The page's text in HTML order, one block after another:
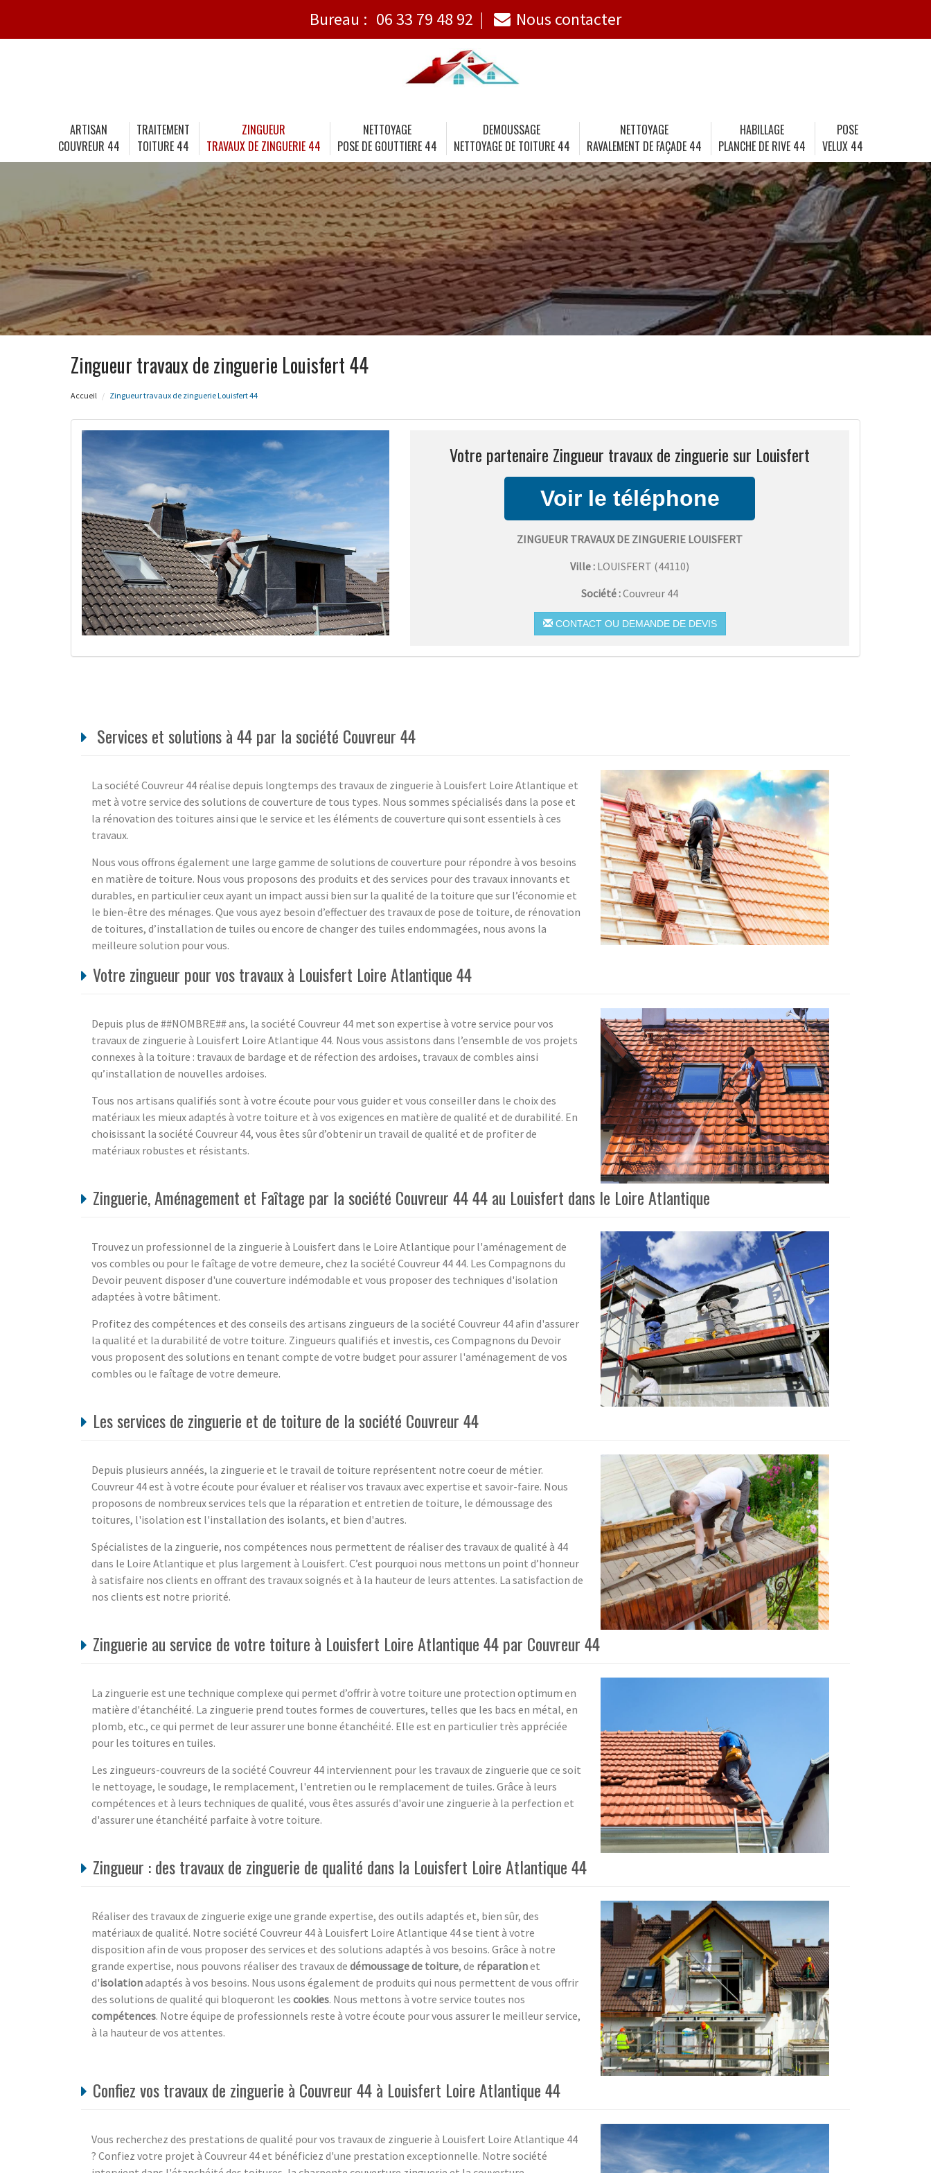
Bureau : 06 33 79 48 92 Nous contacter
ARTISAN
COUVREUR 44
TRAITEMENT
TOITURE 44
ZINGUEUR
TRAVAUX DE ZINGUERIE 44
NETTOYAGE
POSE DE GOUTTIERE 44
DEMOUSSAGE
NETTOYAGE DE TOITURE 44
NETTOYAGE
RAVALEMENT DE FAÇADE 44
HABILLAGE
PLANCHE DE RIVE 44
POSE
VELUX 44
Zingueur travaux de zinguerie Louisfert 44
Accueil Zingueur travaux de zinguerie Louisfert 44
Votre partenaire Zingueur travaux de zinguerie sur Louisfert
ZINGUEUR TRAVAUX DE ZINGUERIE LOUISFERT
Ville : LOUISFERT (44110)
Société :Couvreur 44
CONTACT OU DEMANDE DE DEVIS
Services et solutions à 44 par la société Couvreur 44
La société Couvreur 44 réalise depuis longtemps des travaux de zinguerie à Louisfert Loire Atlantique et
met à votre service des solutions de couverture de tous types. Nous sommes spécialisés dans la pose et
la rénovation des toitures ainsi que le service et les éléments de couverture qui sont essentiels à ces
travaux.
Nous vous offrons également une large gamme de solutions de couverture pour répondre à vos besoins
en matière de toiture. Nous vous proposons des produits et des services pour des travaux innovants et
durables, en particulier ceux ayant un impact aussi bien sur la qualité de la toiture que sur l’économie et
le bien-être des ménages. Que vous ayez besoin d’effectuer des travaux de pose de toiture, de rénovation
de toitures, d’installation de tuiles ou encore de changer des tuiles endommagées, nous avons la
meilleure solution pour vous.
Votre zingueur pour vos travaux à Louisfert Loire Atlantique 44
Depuis plus de ##NOMBRE## ans, la société Couvreur 44 met son expertise à votre service pour vos
travaux de zinguerie à Louisfert Loire Atlantique 44. Nous vous assistons dans l’ensemble de vos projets
connexes à la toiture : travaux de bardage et de réfection des ardoises, travaux de combles ainsi
qu’installation de nouvelles ardoises.
Tous nos artisans qualifiés sont à votre écoute pour vous guider et vous conseiller dans le choix des
matériaux les mieux adaptés à votre toiture et à vos exigences en matière de qualité et de durabilité. En
choisissant la société Couvreur 44, vous êtes sûr d’obtenir un travail de qualité et de profiter de
matériaux robustes et résistants.
Zinguerie, Aménagement et Faîtage par la société Couvreur 44 44 au Louisfert dans le Loire Atlantique
Trouvez un professionnel de la zinguerie à Louisfert dans le Loire Atlantique pour l'aménagement de
vos combles ou pour le faîtage de votre demeure, chez la société Couvreur 44 44. Les Compagnons du
Devoir peuvent disposer d'une couverture indémodable et vous proposer des techniques d'isolation
adaptées à votre bâtiment.
Profitez des compétences et des conseils des artisans zingueurs de la société Couvreur 44 afin d'assurer
la qualité et la durabilité de votre toiture. Zingueurs qualifiés et investis, ces Compagnons du Devoir
vous proposent des solutions en tenant compte de votre budget pour assurer l'aménagement de vos
combles ou le faîtage de votre demeure.
Les services de zinguerie et de toiture de la société Couvreur 44
Depuis plusieurs annéés, la zinguerie et le travail de toiture représentent notre coeur de métier.
Couvreur 44 est à votre écoute pour évaluer et réaliser vos travaux avec expertise et savoir-faire. Nous
proposons de nombreux services tels que la réparation et entretien de toiture, le démoussage des
toitures, l'isolation est l'installation des isolants, et bien d'autres.
Spécialistes de la zinguerie, nos compétences nous permettent de réaliser des travaux de qualité à 44
dans le Loire Atlantique et plus largement à Louisfert. C’est pourquoi nous mettons un point d’honneur
à satisfaire nos clients en offrant des travaux soignés et à la hauteur de leurs attentes. La satisfaction de
nos clients est notre priorité.
Zinguerie au service de votre toiture à Louisfert Loire Atlantique 44 par Couvreur 44
La zinguerie est une technique complexe qui permet d’offrir à votre toiture une protection optimum en
matière d'étanchéité. La zinguerie prend toutes formes de couvertures, telles que les bacs en métal, en
plomb, etc., ce qui permet de leur assurer une bonne étanchéité. Elle est en particulier très appréciée
pour les toitures en tuiles.
Les zingueurs-couvreurs de la société Couvreur 44 interviennent pour les travaux de zinguerie que ce soit
le nettoyage, le soudage, le remplacement, l'entretien ou le remplacement de tuiles. Grâce à leurs
compétences et à leurs techniques de qualité, vous êtes assurés d'avoir une zinguerie à la perfection et
d'assurer une étanchéité parfaite à votre toiture.
Zingueur : des travaux de zinguerie de qualité dans la Louisfert Loire Atlantique 44
Réaliser des travaux de zinguerie exige une grande expertise, des outils adaptés et, bien sûr, des
matériaux de qualité. Notre société Couvreur 44 à Louisfert Loire Atlantique 44 se tient à votre
disposition afin de vous proposer des services et des solutions adaptés à vos besoins. Grâce à notre
grande expertise, nous pouvons réaliser des travaux de démoussage de toiture, de réparationet
d'isolationadaptés à vos besoins. Nous usons également de produits qui nous permettent de vous offrir
des solutions de qualité qui bloqueront les cookies. Nous mettons à votre service toutes nos
compétences. Notre équipe de professionnels reste à votre écoute pour vous assurer le meilleur service,
à la hauteur de vos attentes.
Confiez vos travaux de zinguerie à Couvreur 44 à Louisfert Loire Atlantique 44
Vous recherchez des prestations de qualité pour vos travaux de zinguerie à Louisfert Loire Atlantique 44
? Confiez votre projet à Couvreur 44 et bénéficiez d'une prestation exceptionnelle. Notre société